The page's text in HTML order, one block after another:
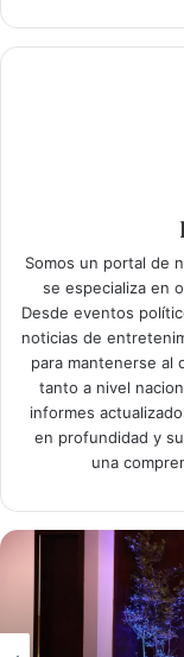
Somos un portal de
se especializa en
Desde eventos
noticias de
para mantenerse al
tanto a nivel
informes
en profundidad y
una